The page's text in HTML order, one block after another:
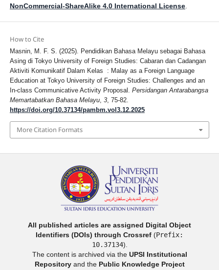
NonCommercial-ShareAlike 4.0 International License.
How to Cite
Masnin, M. F. S. (2025). Pendidikan Bahasa Melayu sebagai Bahasa
Asing di Tokyo University of Foreign Studies: Cabaran dan Cadangan
Aktiviti Komunikatif Dalam Kelas : Malay as a Foreign Language
Education at Tokyo University of Foreign Studies: Challenges and an
In-class Communicative Activity Proposal. Persidangan Antarabangsa
Memartabatkan Bahasa Melayu, 3, 75-82.
https://doi.org/10.37134/pambm.vol3.12.2025
More Citation Formats
All published articles are assigned Digital Object
Identifiers (DOIs) through Crossref (Prefix:
10.37134).
The content is archived via the UPSI Institutional
Repositoryand the Public Knowledge Project